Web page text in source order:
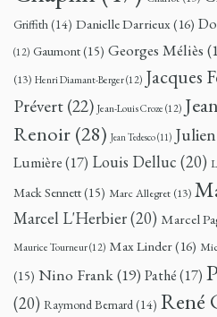
Griffith(14) Danielle Darrieux(16)
(12) Gaumont(15) Georges Méliès
(13) Henri Diamant-Berger(12) Jacques
Prévert(22) Jean-Louis Croze (12)
Renoir (28) Jean Tedesco(11)
Lumière(17) Louis Delluc (20)
Mack Sennett(15) Marc Allegret (13)
Marcel L'Herbier(20) Marcel
Maurice Tourneur(12) Max Linder(16)
(15) Nino Frank(19) Pathé(17)
(20) Raymond Bernard(14) René